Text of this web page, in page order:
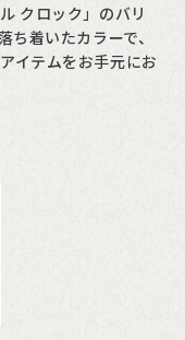
クロック」のバリ
着いたカラーで、
イテムをお手元にお